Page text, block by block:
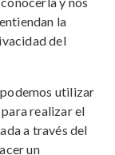
la
del
utilizar
realizar el
a través del
un